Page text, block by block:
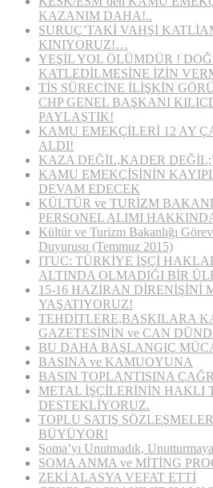
KAZANIM DAHA!..
SURUÇ’TAKİ VAHŞİ
KINIYORUZ!…
YEŞİL YOL ÖLÜMDÜR !
KATLEDİLMESİNE İZİN
TİS SÜRECİNE İLİŞKİN
CHP GENEL BAŞKANI
PAYLAŞTIK!
KAMU EMEKÇİLERİ 12 AY
ALDI!
KAZA DEĞİL,KADER
KAMU EMEKÇİSİNİN
DEVAM EDECEK
KÜLTÜR ve TURİZM
PERSONEL ALIMI
Kültür ve Turizm Bakanlığı
Duyurusu (Temmuz 2015)
ITUC: TÜRKİYE İŞÇİ
ALTINDA OLMADIĞI BİR
15-16 HAZİRAN DİRENİŞİNİ
YAŞATIYORUZ!
TEHDİTLERE,BASKILARA
GAZETESİNİN ve CAN
BU DAHA BAŞLANGIÇ
BASINA ve KAMUOYUNA
BASIN TOPLANTISINA
METAL İŞÇİLERİNİN HAKLI
DESTEKLİYORUZ.
TOPLU SATIŞ
BÜYÜYOR!
Soma’yı Unutmadık,
SOMA ANMA ve MİTİNG
ZEKİ ALASYA VEFAT ETTİ